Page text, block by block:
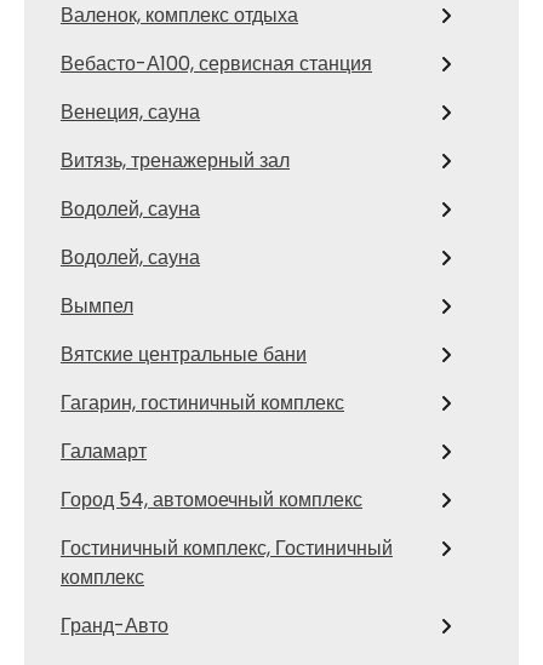
Валенок, комплекс отдыха
Вебасто-А100, сервисная станция
Венеция, сауна
Витязь, тренажерный зал
Водолей, сауна
Водолей, сауна
Вымпел
Вятские центральные бани
Гагарин, гостиничный комплекс
Галамарт
Город 54, автомоечный комплекс
Гостиничный комплекс, Гостиничный
комплекс
Гранд-Авто